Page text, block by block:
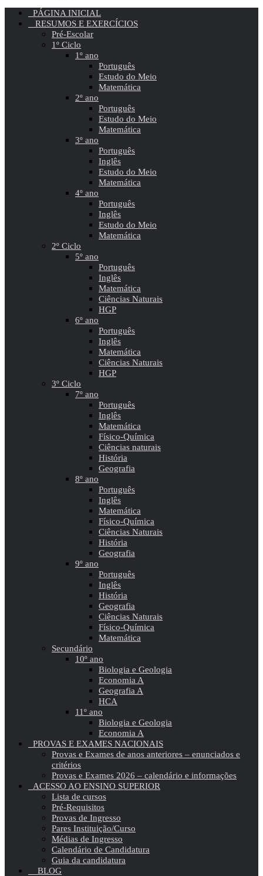
PÁGINA INICIAL
RESUMOS E EXERCÍCIOS
Pré-Escolar
1º Ciclo
1º ano
Português
Estudo do Meio
Matemática
2º ano
Português
Estudo do Meio
Matemática
3º ano
Português
Inglês
Estudo do Meio
Matemática
4º ano
Português
Inglês
Estudo do Meio
Matemática
2º Ciclo
5º ano
Português
Inglês
Matemática
Ciências Naturais
HGP
6º ano
Português
Inglês
Matemática
Ciências Naturais
HGP
3º Ciclo
7º ano
Português
Inglês
Matemática
Físico-Química
Ciências naturais
História
Geografia
8º ano
Português
Inglês
Matemática
Físico-Química
Ciências Naturais
História
Geografia
9º ano
Português
Inglês
História
Geografia
Ciências Naturais
Físico-Química
Matemática
Secundário
10º ano
Biologia e Geologia
Economia A
Geografia A
HCA
11º ano
Biologia e Geologia
Economia A
PROVAS E EXAMES NACIONAIS
Provas e Exames de anos anteriores – enunciados e
critérios
Provas e Exames 2026 – calendário e informações
ACESSO AO ENSINO SUPERIOR
Lista de cursos
Pré-Requisitos
Provas de Ingresso
Pares Instituição/Curso
Médias de Ingresso
Calendário de Candidatura
Guia da candidatura
BLOG